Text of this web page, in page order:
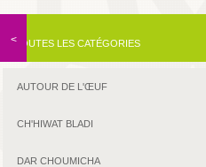
TOUTES LES CATÉGORIES
AUTOUR DE L'ŒUF
CH'HIWAT BLADI
DAR CHOUMICHA
<